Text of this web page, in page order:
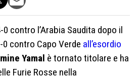
0 contro l’Arabia Saudita dopo il
contro Capo Verde all’esordio
Yamal è tornato titolare e ha
Furie Rosse nella